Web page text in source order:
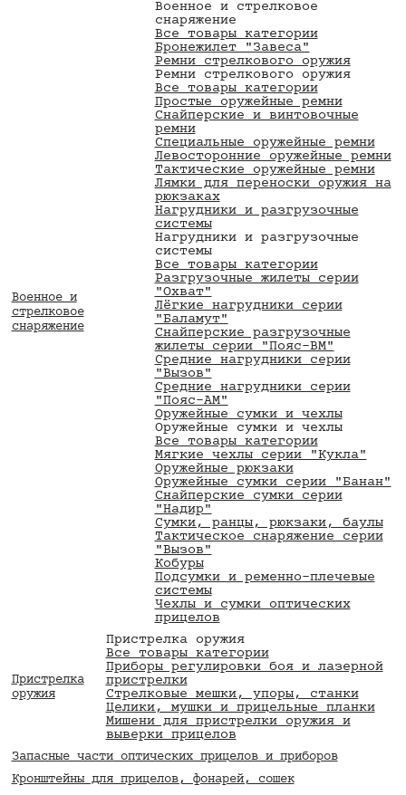
Военное и
стрелковое
снаряжение
Военное и стрелковое
снаряжение
Все товары категории
Бронежилет "Завеса"
Ремни стрелкового оружия
Ремни стрелкового оружия
Все товары категории
Простые оружейные ремни
Снайперские и винтовочные
ремни
Специальные оружейные ремни
Левосторонние оружейные ремни
Тактические оружейные ремни
Лямки для переноски оружия на
рюкзаках
Нагрудники и разгрузочные
системы
Нагрудники и разгрузочные
системы
Все товары категории
Разгрузочные жилеты серии
"Охват"
Лёгкие нагрудники серии
"Баламут"
Снайперские разгрузочные
жилеты серии "Пояс-ВМ"
Средние нагрудники серии
"Вызов"
Средние нагрудники серии
"Пояс-АМ"
Оружейные сумки и чехлы
Оружейные сумки и чехлы
Все товары категории
Мягкие чехлы серии "Кукла"
Оружейные рюкзаки
Оружейные сумки серии "Банан"
Снайперские сумки серии
"Надир"
Сумки, ранцы, рюкзаки, баулы
Тактическое снаряжение серии
"Вызов"
Кобуры
Подсумки и ременно-плечевые
системы
Чехлы и сумки оптических
прицелов
Пристрелка
оружия
Пристрелка оружия
Все товары категории
Приборы регулировки боя и лазерной
пристрелки
Стрелковые мешки, упоры, станки
Целики, мушки и прицельные планки
Мишени для пристрелки оружия и
выверки прицелов
Запасные части оптических прицелов и приборов
Кронштейны для прицелов, фонарей, сошек